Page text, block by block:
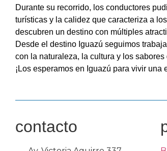
Durante su recorrido, los conductores
turísticas y la calidez que caracteriza a
descubren un destino con múltiples
Desde el destino Iguazú seguimos
con la naturaleza, la cultura y los
¡Los esperamos en Iguazú para vivir
contacto